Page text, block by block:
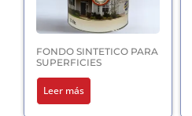
FONDO SINTETICO PARA
SUPERFICIES
Leer más